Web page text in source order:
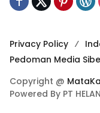
Privacy Policy
Pedoman Media
Copyright @
Powered By PT